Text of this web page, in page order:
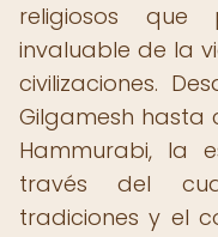
religiosos que
invaluable de la
civilizaciones.
Gilgamesh hasta
Hammurabi, la
través del
tradiciones y el